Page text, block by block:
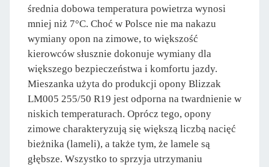
średnia dobowa temperatura powietrza wynosi
mniej niż 7°C. Choć w Polsce nie ma nakazu
wymiany opon na zimowe, to większość
kierowców słusznie dokonuje wymiany dla
większego bezpieczeństwa i komfortu jazdy.
Mieszanka użyta do produkcji opony Blizzak
LM005 255/50 R19 jest odporna na twardnienie w
niskich temperaturach. Oprócz tego, opony
zimowe charakteryzują się większą liczbą nacięć
bieżnika (lameli), a także tym, że lamele są
głębsze. Wszystko to sprzyja utrzymaniu